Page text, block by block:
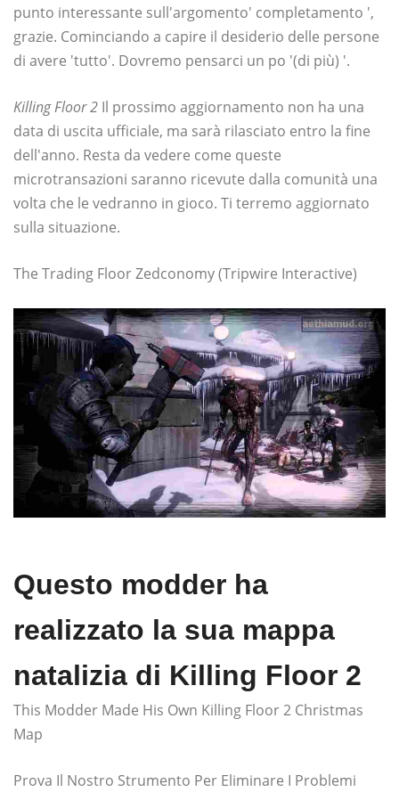
punto interessante sull'argomento' completamento ',
grazie. Cominciando a capire il desiderio delle persone
di avere 'tutto'. Dovremo pensarci un po '(di più) '.
Killing Floor 2 Il prossimo aggiornamento non ha una
data di uscita ufficiale, ma sarà rilasciato entro la fine
dell'anno. Resta da vedere come queste
microtransazioni saranno ricevute dalla comunità una
volta che le vedranno in gioco. Ti terremo aggiornato
sulla situazione.
The Trading Floor Zedconomy (Tripwire Interactive)
Questo modder ha
realizzato la sua mappa
natalizia di Killing Floor 2
This Modder Made His Own Killing Floor 2 Christmas
Map
Prova Il Nostro Strumento Per Eliminare I Problemi